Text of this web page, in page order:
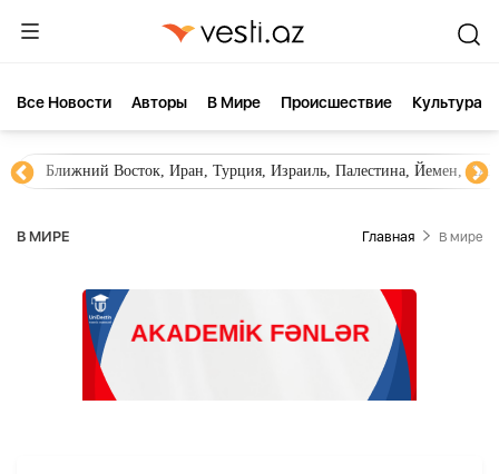
Все Новости Aвторы В Мире Происшествие Культура
Ближний Восток, Иран, Турция, Израиль, Палестина, Йемен,
В МИРЕ Главная В мире